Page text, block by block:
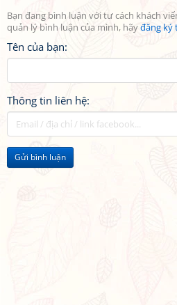
Bạn đang bình luận với tư cách khách
quản lý bình luận của mình, hãyđăng ký
Tên của bạn:
Thông tin liên hệ:
Gửi bình luận